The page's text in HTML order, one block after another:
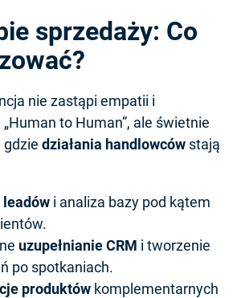
sprzedaży: Co
nie zastąpi empatii i
to Human”, ale świetnie
gdzie działania handlowców stają
i analiza bazy pod kątem
uzupełnianie CRM i tworzenie
po spotkaniach.
produktów komplementarnych